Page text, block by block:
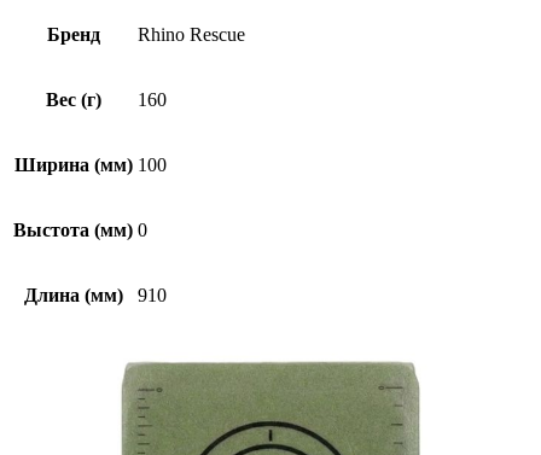
Бренд Rhino Rescue
Вес (г) 160
Ширина (мм) 100
Выстота (мм) 0
Длина (мм) 910